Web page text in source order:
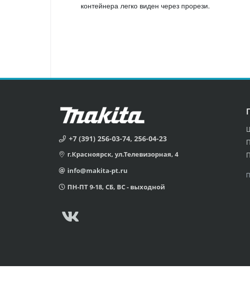
контейнера легко виден через прорези.
+7 (391) 256-03-74, 256-04-23
г.Красноярск, ул.Телевизорная, 4
info@makita-pt.ru
ПН-ПТ 9-18, СБ, ВС - выходной